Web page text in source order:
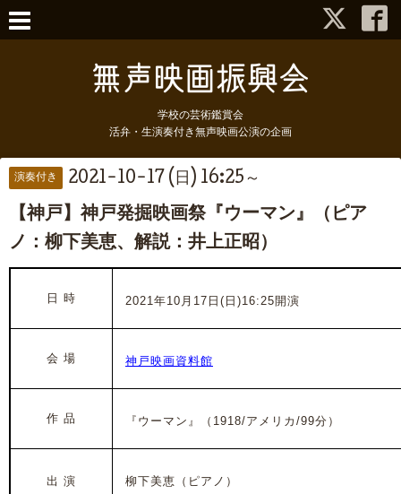
学校の芸術鑑賞会
活弁・生演奏付き無声映画公演の企画
演奏付き 2021-10-17 (日) 16:25～
【神戸】神戸発掘映画祭『ウーマン』（ピア
ノ：柳下美恵、解説：井上正昭）
日 時 2021年10月17日(日)16:25開演
会 場 神戸映画資料館
作 品 『ウーマン』 （1918/アメリカ/99分）
出 演 柳下美恵（ピアノ）